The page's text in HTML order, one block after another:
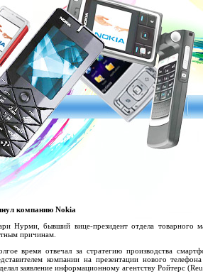
компанию Nokia
Нурми, бывший вице-президент отдела товарного
причинам.
время отвечал за стратегию производства
компании на презентации нового
заявление информационному агентству Ройтерс